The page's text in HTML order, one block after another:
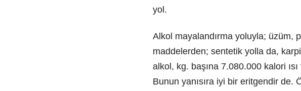
yol.
Alkol mayalandırma yoluyla; üzüm,
maddelerden; sentetik yolla da,
alkol, kg. başına 7.080.000 kalori
Bunun yanısıra iyi bir eritgendir de.